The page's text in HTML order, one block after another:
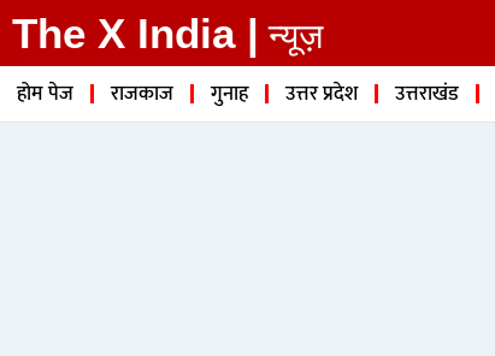
The X India | न्यूज़
होम पेज राजकाज गुनाह उत्तर प्रदेश उत्तराखंड